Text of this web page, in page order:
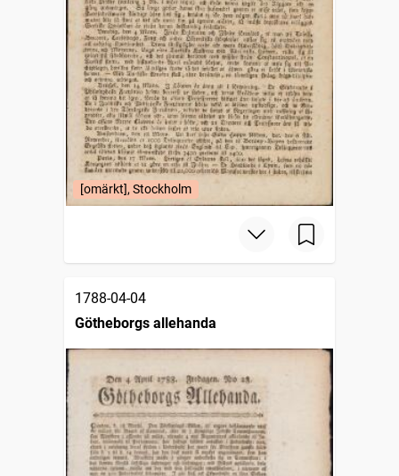
[omärkt], Stockholm
1788-04-04
Götheborgs allehanda